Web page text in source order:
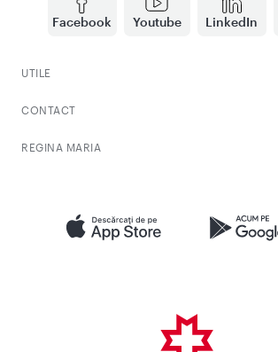
Facebook Youtube LinkedIn
UTILE
CONTACT
REGINA MARIA